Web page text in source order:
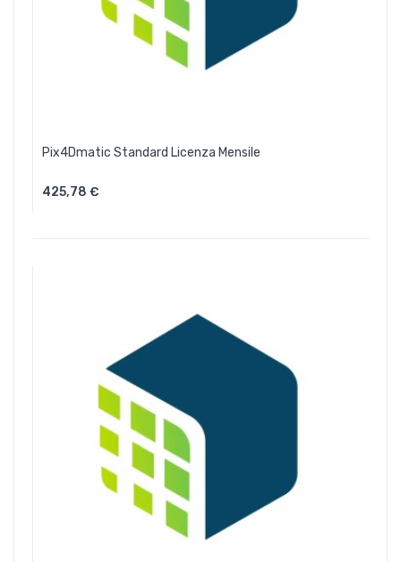
Pix4Dmatic Standard Licenza Mensile
425,78 €Aggiungi Al Carrello